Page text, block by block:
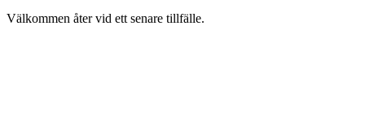
Välkommen åter vid ett senare tillfälle.